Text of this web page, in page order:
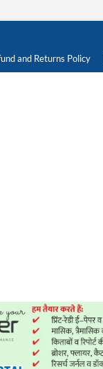
and Returns Policy